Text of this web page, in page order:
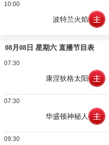
10:00
波特兰火焰
08月08日 星期六 直播节目表
07:30
康涅狄格太阳
07:30
华盛顿神秘人
09:30